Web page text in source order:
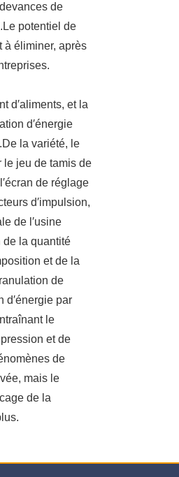
de
potentiel de
à éliminer, après
d′aliments, et la
d′énergie
la variété, le
le jeu de tamis de
de réglage
d′impulsion,
de l′usine
de la quantité
et de la
de
d′énergie par
le
et de
de
mais le
de la